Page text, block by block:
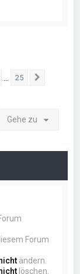
25
Gehe zu
Forum
ändern.
löschen.